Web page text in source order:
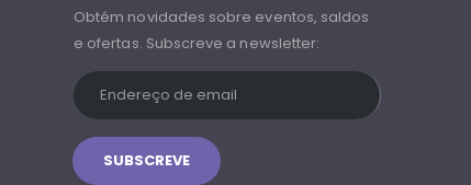
Obtém novidades sobre eventos, saldos
e ofertas. Subscreve a newsletter: